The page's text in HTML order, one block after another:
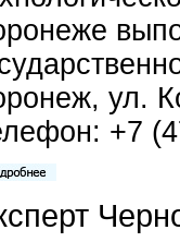
ул.
+7